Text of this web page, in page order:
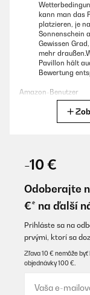
kann man das
platzieren, je
Sonnenschein
Gewissen
mehr
Pavillon hält
Bewertung
Amazon-Benutzer
Qualität des
wurden durch
ein weiterer
zusätzlich
geschützt.
Buchstaben
Montage. Die
wie die Pergola
Werkzeug wird
jährigen Sohn
sechsköpfige
-10 €
Odoberajte
€* na ďalší
Prihláste sa na
prvými, ktorí sa
Zľava 10 € nemôže
objednávky 100 €.